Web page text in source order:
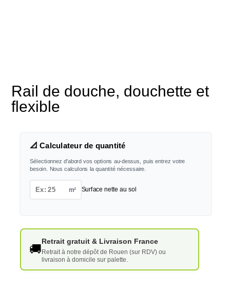
Rail de douche, douchette et
flexible
📐 Calculateur de quantité
Sélectionnez d'abord vos options au-dessus, puis entrez votre
besoin. Nous calculons la quantité nécessaire.
m² Surface nette au sol
🚚
Retrait gratuit & Livraison France
Retrait à notre dépôt de Rouen (sur RDV) ou
livraison à domicile sur palette.